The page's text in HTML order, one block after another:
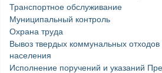
Транспортное обслуживание
Муниципальный контроль
Охрана труда
Вывоз твердых коммунальных
населения
Исполнение поручений и указаний